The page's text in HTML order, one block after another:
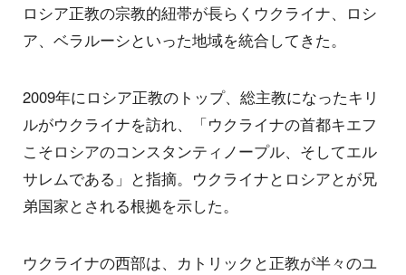
ロシア正教の宗教的紐帯が長らくウクライナ、ロシ
ア、ベラルーシといった地域を統合してきた。
2009年にロシア正教のトップ、総主教になったキリ
ルがウクライナを訪れ、「ウクライナの首都キエフ
こそロシアのコンスタンティノープル、そしてエル
サレムである」と指摘。ウクライナとロシアとが兄
弟国家とされる根拠を示した。
ウクライナの西部は、カトリックと正教が半々のユ